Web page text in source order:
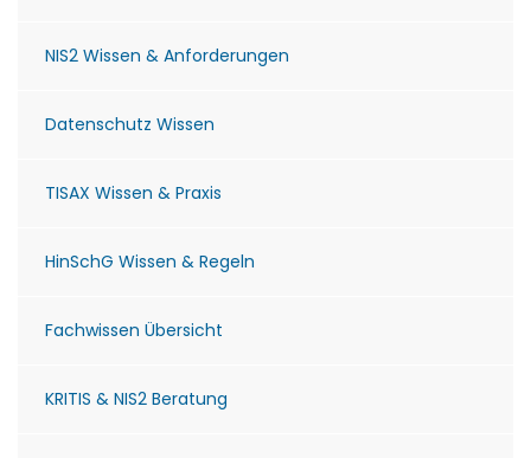
NIS2 Wissen & Anforderungen
Datenschutz Wissen
TISAX Wissen & Praxis
HinSchG Wissen & Regeln
Fachwissen Übersicht
KRITIS & NIS2 Beratung